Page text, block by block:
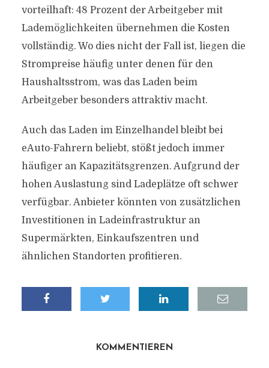
vorteilhaft: 48 Prozent der Arbeitgeber mit
Lademöglichkeiten übernehmen die Kosten
vollständig. Wo dies nicht der Fall ist, liegen die
Strompreise häufig unter denen für den
Haushaltsstrom, was das Laden beim
Arbeitgeber besonders attraktiv macht.
Auch das Laden im Einzelhandel bleibt bei
eAuto-Fahrern beliebt, stößt jedoch immer
häufiger an Kapazitätsgrenzen. Aufgrund der
hohen Auslastung sind Ladeplätze oft schwer
verfügbar. Anbieter könnten von zusätzlichen
Investitionen in Ladeinfrastruktur an
Supermärkten, Einkaufszentren und
ähnlichen Standorten profitieren.
KOMMENTIEREN